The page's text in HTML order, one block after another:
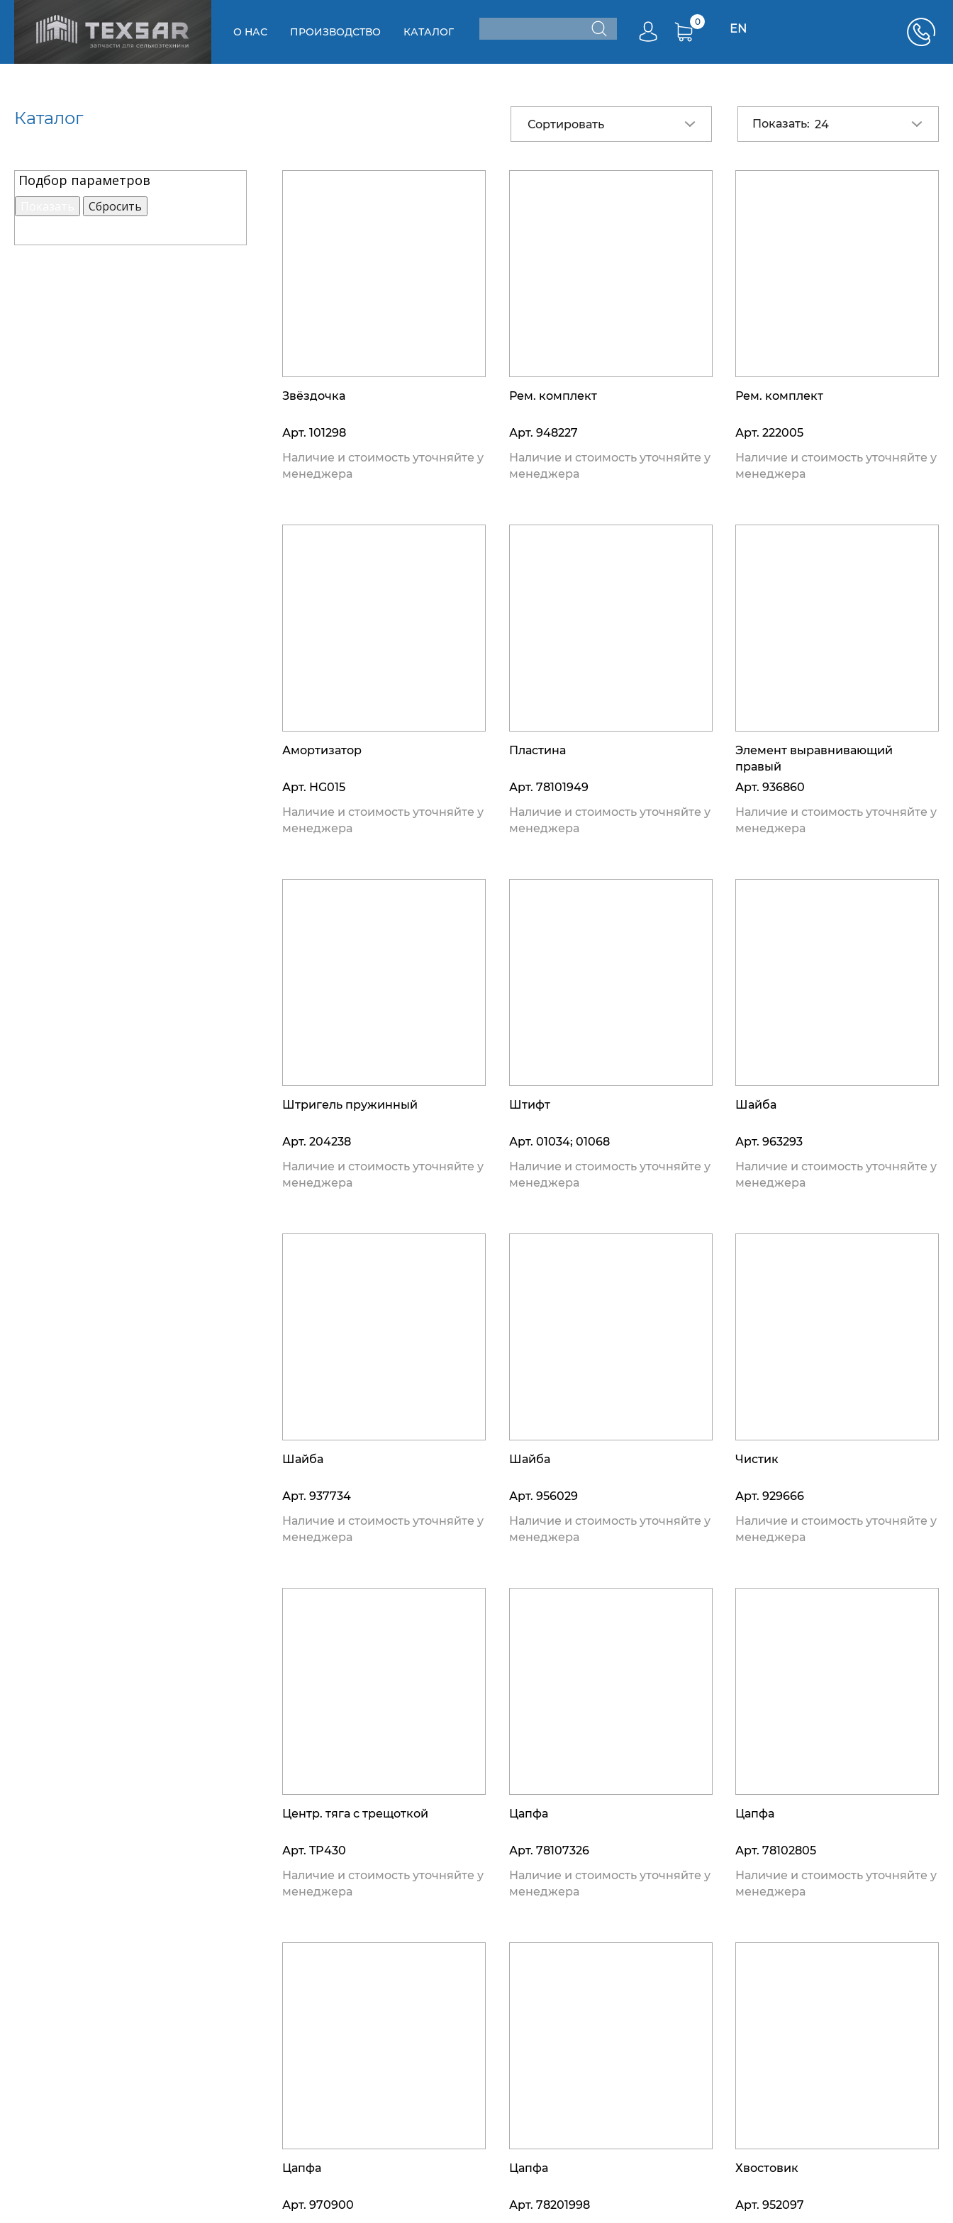
О НАС ПРОИЗВОДСТВО КАТАЛОГ
0
EN
Каталог Сортировать Показать: 24
Подбор параметров
Звёздочка
Арт.101298
Наличие и стоимость уточняйте у
менеджера
Рем. комплект
Арт. 948227
Наличие и стоимость уточняйте у
менеджера
Рем. комплект
Арт. 222005
Наличие и стоимость уточняйте у
менеджера
Амортизатор
Арт. HG015
Наличие и стоимость уточняйте у
менеджера
Пластина
Арт. 78101949
Наличие и стоимость уточняйте у
менеджера
Элемент выравнивающий
правый
Арт. 936860
Наличие и стоимость уточняйте у
менеджера
Штригель пружинный
Арт.204238
Наличие и стоимость уточняйте у
менеджера
Штифт
Арт. 01034; 01068
Наличие и стоимость уточняйте у
менеджера
Шайба
Арт. 963293
Наличие и стоимость уточняйте у
менеджера
Шайба
Арт.937734
Наличие и стоимость уточняйте у
менеджера
Шайба
Арт. 956029
Наличие и стоимость уточняйте у
менеджера
Чистик
Арт. 929666
Наличие и стоимость уточняйте у
менеджера
Центр. тяга с трещоткой
Арт.TP430
Наличие и стоимость уточняйте у
менеджера
Цапфа
Арт. 78107326
Наличие и стоимость уточняйте у
менеджера
Цапфа
Арт. 78102805
Наличие и стоимость уточняйте у
менеджера
Цапфа
Арт.970900
Цапфа
Арт. 78201998
Хвостовик
Арт. 952097